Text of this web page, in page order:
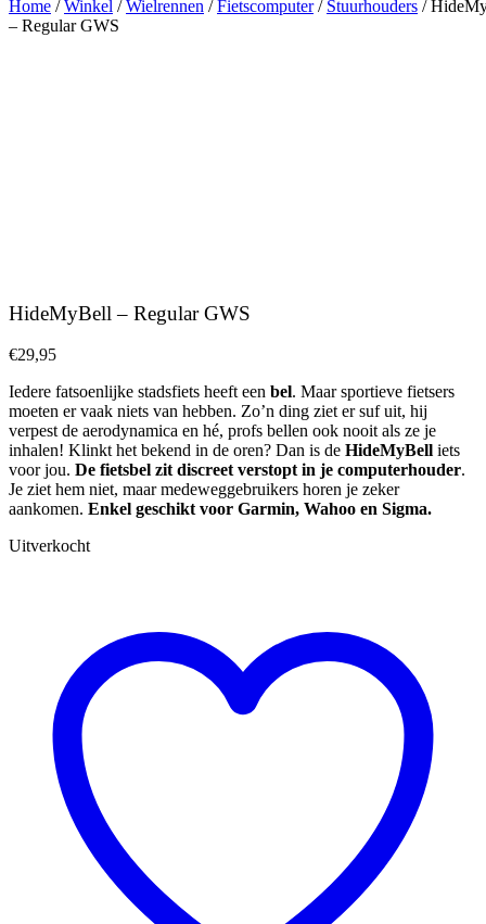
Home /Winkel /Wielrennen /Fietscomputer/ Stuurhouders /
– Regular GWS
HideMyBell – Regular GWS
€29,95
Iedere fatsoenlijke stadsfiets heeft een bel. Maar sportieve fietsers
moeten er vaak niets van hebben. Zo’n ding ziet er suf uit, hij
verpest de aerodynamica en hé, profs bellen ook nooit als ze je
inhalen! Klinkt het bekend in de oren? Dan is de HideMyBell iets
voor jou. De fietsbel zit discreet verstopt in je computerhouder.
Je ziet hem niet, maar medeweggebruikers horen je zeker
aankomen. Enkel geschikt voor Garmin, Wahoo en Sigma.
Uitverkocht